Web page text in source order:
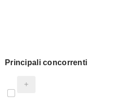
Principali concorrenti